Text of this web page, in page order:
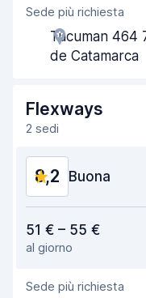
Gentilezza degli agenti
Rapidità del ritiro
Pulizia del veicolo
Condizioni dell'auto
Sede più richiesta
Tucuman 464
de Catamarca
Flexways
2 sedi
8,2 Buona
Facile da trovare
Gentilezza degli agenti
51 € – 55 €
al giorno
Sede più richiesta